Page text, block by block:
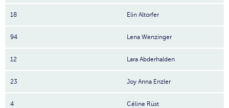
18 Elin Altorfer
94 Lena Wenzinger
12 Lara Abderhalden
23 Joy Anna Enzler
4 Céline Rüst